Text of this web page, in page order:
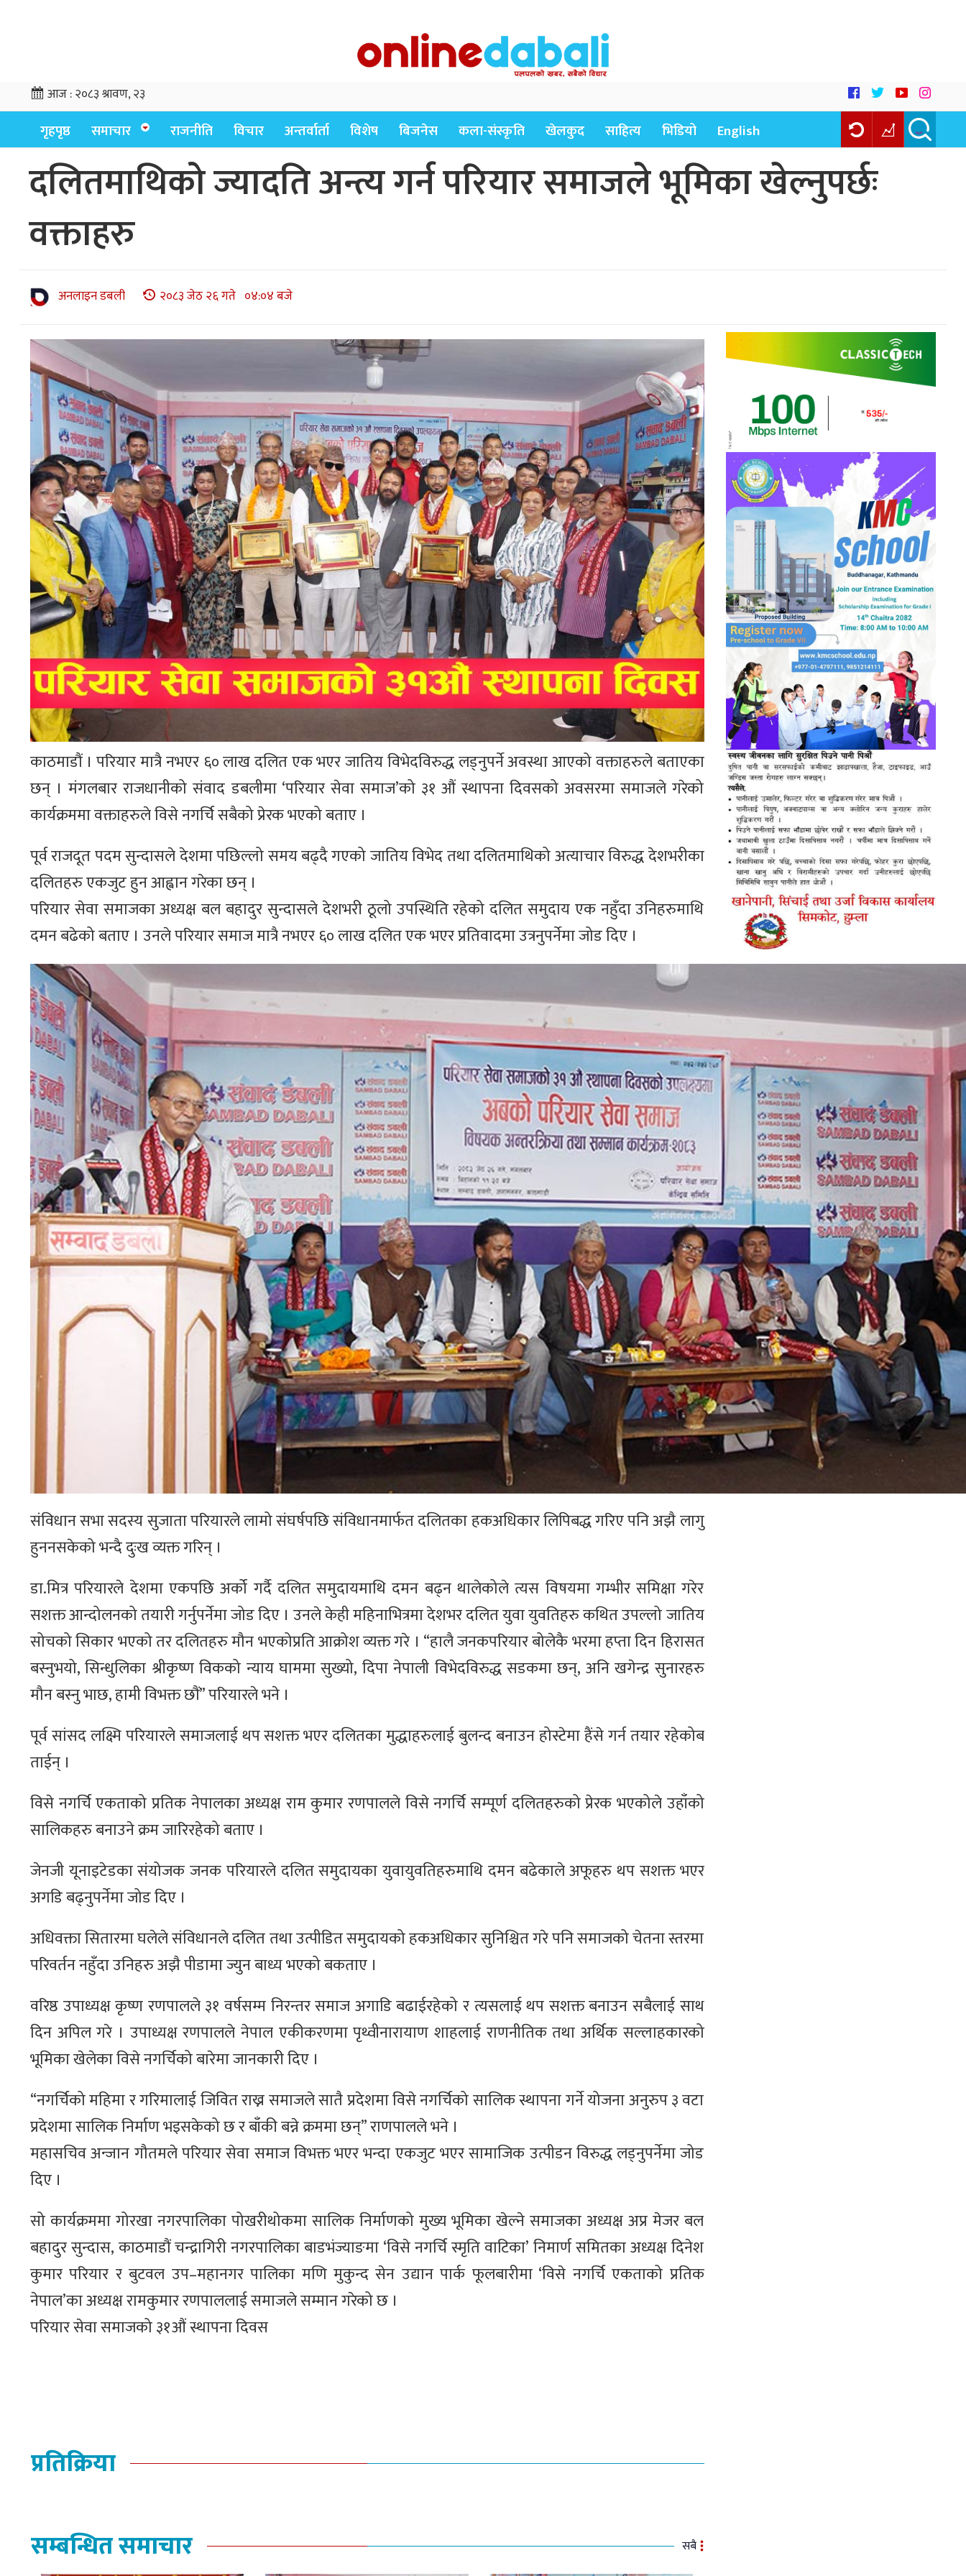
आज :२०८३ श्रावण, २३
गृहपृष्ठ समाचार राजनीति विचार अन्तर्वार्ता विशेष बिजनेस कला-संस्कृति खेलकुद साहित्य भिडियो English
दलितमाथिको ज्यादति अन्त्य गर्न परियार समाजले भूमिका खेल्नुपर्छः
वक्ताहरु
अनलाइन डबली २०८३ जेठ २६ गते ०४:०४ बजे
काठमाडौं । परियार मात्रै नभएर ६० लाख दलित एक भएर जातिय विभेदविरुद्ध लड्नुपर्ने अवस्था आएको वक्ताहरुले बताएका
छन् । मंगलबार राजधानीको संवाद डबलीमा ‘परियार सेवा समाज’को ३१ औं स्थापना दिवसको अवसरमा समाजले गरेको
कार्यक्रममा वक्ताहरुले विसे नगर्चि सबैको प्रेरक भएको बताए ।
पूर्व राजदूत पदम सुन्दासले देशमा पछिल्लो समय बढ्दै गएको जातिय विभेद तथा दलितमाथिको अत्याचार विरुद्ध देशभरीका
दलितहरु एकजुट हुन आह्वान गरेका छन् ।
परियार सेवा समाजका अध्यक्ष बल बहादुर सुन्दासले देशभरी ठूलो उपस्थिति रहेको दलित समुदाय एक नहुँदा उनिहरुमाथि
दमन बढेको बताए । उनले परियार समाज मात्रै नभएर ६० लाख दलित एक भएर प्रतिवादमा उत्रनुपर्नेमा जोड दिए ।
संविधान सभा सदस्य सुजाता परियारले लामो संघर्षपछि संविधानमार्फत दलितका हकअधिकार लिपिबद्ध गरिए पनि अझै लागु
हुननसकेको भन्दै दुःख व्यक्त गरिन् ।
डा.मित्र परियारले देशमा एकपछि अर्को गर्दै दलित समुदायमाथि दमन बढ्न थालेकोले त्यस विषयमा गम्भीर समिक्षा गरेर
सशक्त आन्दोलनको तयारी गर्नुपर्नेमा जोड दिए । उनले केही महिनाभित्रमा देशभर दलित युवा युवतिहरु कथित उपल्लो जातिय
सोचको सिकार भएको तर दलितहरु मौन भएकोप्रति आक्रोश व्यक्त गरे । “हालै जनकपरियार बोलेकै भरमा हप्ता दिन हिरासत
बस्नुभयो, सिन्धुलिका श्रीकृष्ण विकको न्याय घाममा सुख्यो, दिपा नेपाली विभेदविरुद्ध सडकमा छन्, अनि खगेन्द्र सुनारहरु
मौन बस्नु भाछ, हामी विभक्त छौं” परियारले भने ।
पूर्व सांसद लक्ष्मि परियारले समाजलाई थप सशक्त भएर दलितका मुद्धाहरुलाई बुलन्द बनाउन होस्टेमा हैंसे गर्न तयार रहेकोब
ताईन् ।
विसे नगर्चि एकताको प्रतिक नेपालका अध्यक्ष राम कुमार रणपालले विसे नगर्चि सम्पूर्ण दलितहरुको प्रेरक भएकोले उहाँको
सालिकहरु बनाउने क्रम जारिरहेको बताए ।
जेनजी यूनाइटेडका संयोजक जनक परियारले दलित समुदायका युवायुवतिहरुमाथि दमन बढेकाले अफूहरु थप सशक्त भएर
अगडि बढ्नुपर्नेमा जोड दिए ।
अधिवक्ता सितारमा घलेले संविधानले दलित तथा उत्पीडित समुदायको हकअधिकार सुनिश्चित गरे पनि समाजको चेतना स्तरमा
परिवर्तन नहुँदा उनिहरु अझै पीडामा ज्युन बाध्य भएको बकताए ।
वरिष्ठ उपाध्यक्ष कृष्ण रणपालले ३१ वर्षसम्म निरन्तर समाज अगाडि बढाईरहेको र त्यसलाई थप सशक्त बनाउन सबैलाई साथ
दिन अपिल गरे । उपाध्यक्ष रणपालले नेपाल एकीकरणमा पृथ्वीनारायाण शाहलाई राणनीतिक तथा अर्थिक सल्लाहकारको
भूमिका खेलेका विसे नगर्चिको बारेमा जानकारी दिए ।
“नगर्चिको महिमा र गरिमालाई जिवित राख्न समाजले सातै प्रदेशमा विसे नगर्चिको सालिक स्थापना गर्ने योजना अनुरुप ३ वटा
प्रदेशमा सालिक निर्माण भइसकेको छ र बाँकी बन्ने क्रममा छन्” राणपालले भने ।
महासचिव अन्जान गौतमले परियार सेवा समाज विभक्त भएर भन्दा एकजुट भएर सामाजिक उत्पीडन विरुद्ध लड्नुपर्नेमा जोड
दिए ।
सो कार्यक्रममा गोरखा नगरपालिका पोखरीथोकमा सालिक निर्माणको मुख्य भूमिका खेल्ने समाजका अध्यक्ष अप्र मेजर बल
बहादुर सुन्दास, काठमाडौं चन्द्रागिरी नगरपालिका बाडभंज्याङमा ‘विसे नगर्चि स्मृति वाटिका’ निमार्ण समितका अध्यक्ष दिनेश
कुमार परियार र बुटवल उप–महानगर पालिका मणि मुकुन्द सेन उद्यान पार्क फूलबारीमा ‘विसे नगर्चि एकताको प्रतिक
नेपाल’का अध्यक्ष रामकुमार रणपाललाई समाजले सम्मान गरेको छ ।
परियार सेवा समाजको ३१औं स्थापना दिवस
प्रतिक्रिया
सम्बन्धित समाचार सबै